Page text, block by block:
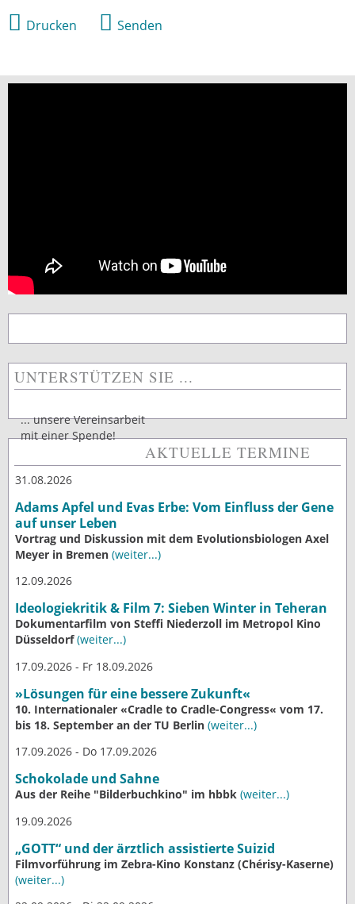
Drucken Senden
UNTERSTÜTZEN SIE ...
... unsere Vereinsarbeit
mit einer Spende!
AKTUELLE TERMINE
31.08.2026
Adams Apfel und Evas Erbe: Vom Einfluss der Gene
auf unser Leben
Vortrag und Diskussion mit dem Evolutionsbiologen Axel
Meyer in Bremen (weiter...)
12.09.2026
Ideologiekritik & Film 7: Sieben Winter in Teheran
Dokumentarfilm von Steffi Niederzoll im Metropol Kino
Düsseldorf(weiter...)
17.09.2026 - Fr 18.09.2026
»Lösungen für eine bessere Zukunft«
10. Internationaler «Cradle to Cradle-Congress« vom 17.
bis 18. September an der TU Berlin (weiter...)
17.09.2026 - Do 17.09.2026
Schokolade und Sahne
Aus der Reihe "Bilderbuchkino" im hbbk (weiter...)
19.09.2026
„GOTT“ und der ärztlich assistierte Suizid
Filmvorführung im Zebra-Kino Konstanz (Chérisy-Kaserne)
(weiter...)